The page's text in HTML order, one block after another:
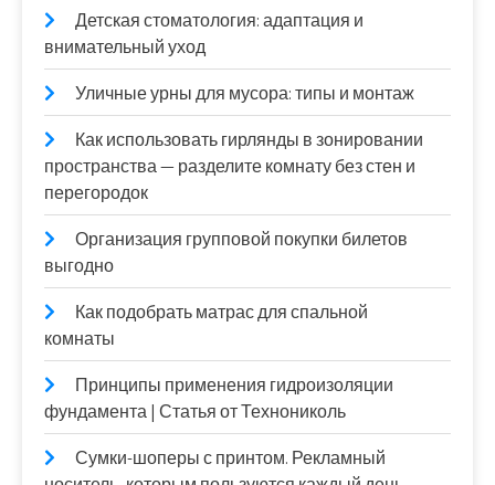
Детская стоматология: адаптация и
внимательный уход
Уличные урны для мусора: типы и монтаж
Как использовать гирлянды в зонировании
пространства — разделите комнату без стен и
перегородок
Организация групповой покупки билетов
выгодно
Как подобрать матрас для спальной
комнаты
Принципы применения гидроизоляции
фундамента | Статья от Технониколь
Сумки-шоперы с принтом. Рекламный